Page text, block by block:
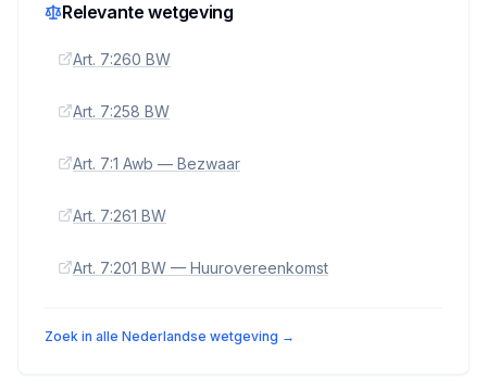
Relevante wetgeving
Art. 7:260 BW
Art. 7:258 BW
Art. 7:1 Awb — Bezwaar
Art. 7:261 BW
Art. 7:201 BW — Huurovereenkomst
Zoek in alle Nederlandse wetgeving →